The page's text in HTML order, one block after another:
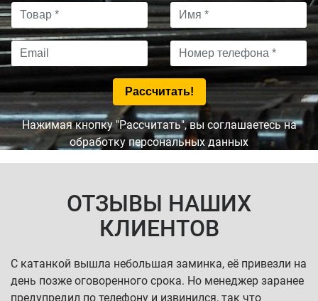
Нажимая кнопку "Рассчитать", вы соглашаетесь на
обработку персональных данных
ОТЗЫВЫ НАШИХ
КЛИЕНТОВ
С катанкой вышла небольшая заминка, её привезли на
день позже оговоренного срока. Но менеджер заранее
предупредил по телефону и извинился, так что